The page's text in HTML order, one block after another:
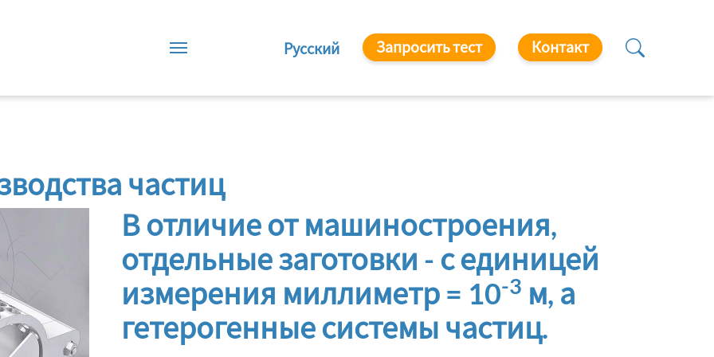
Русский Запросить тест Контакт
частиц
В отличие от машиностроения,
отдельные заготовки - с единицей
измерения миллиметр = 10-3 м, а
гетерогенные системы частиц.